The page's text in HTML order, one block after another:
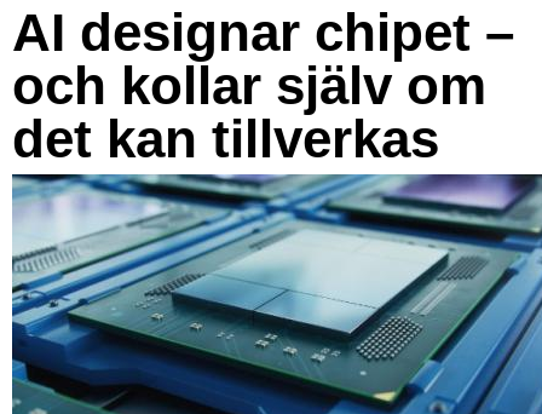
AI designar chipet –
och kollar själv om
det kan tillverkas